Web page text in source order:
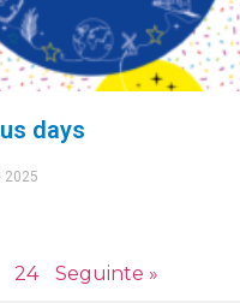
days
2025
24 Seguinte »